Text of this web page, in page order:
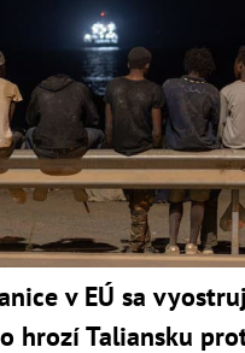
v EÚ sa
hrozí Taliansku